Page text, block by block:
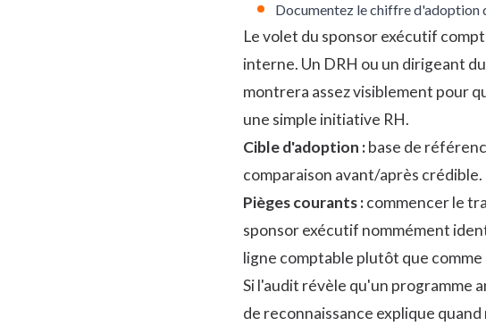
Documentez le chiffre d'adoption
Le volet du sponsor exécutif
interne. Un DRH ou un dirigeant
montrera assez visiblement pour
une simple initiative RH.
Cible d'adoption :base de
comparaison avant/après crédible.
Pièges courants :commencer le
sponsor exécutif nommément
ligne comptable plutôt que
Si l'audit révèle qu'un programme
de reconnaissance explique